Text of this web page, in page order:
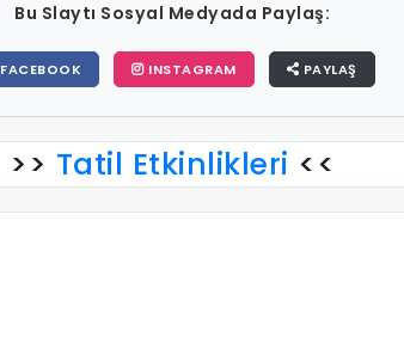
Bu Slaytı Sosyal Medyada Paylaş:
FACEBOOK INSTAGRAM PAYLAŞ
>> Tatil Etkinlikleri <<